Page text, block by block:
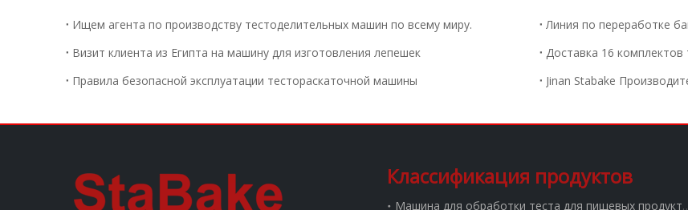
Ищем агента по производству тестоделительных машин по всему миру.
Линия по переработке
Визит клиента из Египта на машину для изготовления лепешек
Правила безопасной эксплуатации тестораскаточной машины
Классификация продуктов
Машина для